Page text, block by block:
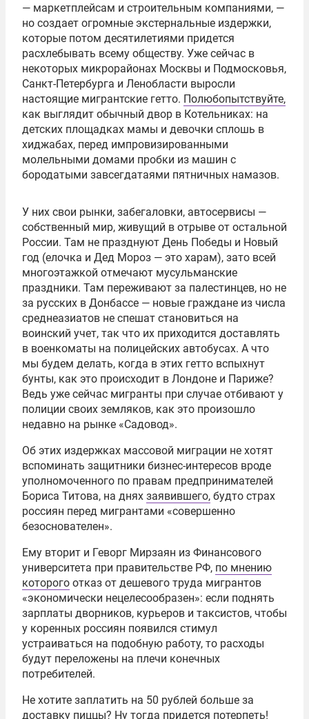
— маркетплейсам и строительным компаниями, —
но создает огромные экстернальные издержки,
которые потом десятилетиями придется
расхлебывать всему обществу. Уже сейчас в
некоторых микрорайонах Москвы и Подмосковья,
Санкт-Петербурга и Ленобласти выросли
настоящие мигрантские гетто. Полюбопытствуйте,
как выглядит обычный двор в Котельниках: на
детских площадках мамы и девочки сплошь в
хиджабах, перед импровизированными
молельными домами пробки из машин с
бородатыми завсегдатаями пятничных намазов.
У них свои рынки, забегаловки, автосервисы —
собственный мир, живущий в отрыве от остальной
России. Там не празднуют День Победы и Новый
год (елочка и Дед Мороз — это харам), зато всей
многоэтажкой отмечают мусульманские
праздники. Там переживают за палестинцев, но не
за русских в Донбассе — новые граждане из числа
среднеазиатов не спешат становиться на
воинский учет, так что их приходится доставлять
в военкоматы на полицейских автобусах. А что
мы будем делать, когда в этих гетто вспыхнут
бунты, как это происходит в Лондоне и Париже?
Ведь уже сейчас мигранты при случае отбивают у
полиции своих земляков, как это произошло
недавно на рынке «Садовод».
Об этих издержках массовой миграции не хотят
вспоминать защитники бизнес-интересов вроде
уполномоченного по правам предпринимателей
Бориса Титова, на днях заявившего, будто страх
россиян перед мигрантами «совершенно
безоснователен».
Ему вторит и Геворг Мирзаян из Финансового
университета при правительстве РФ, по мнению
которого отказ от дешевого труда мигрантов
«экономически нецелесообразен»: если поднять
зарплаты дворников, курьеров и таксистов, чтобы
у коренных россиян появился стимул
устраиваться на подобную работу, то расходы
будут переложены на плечи конечных
потребителей.
Не хотите заплатить на 50 рублей больше за
доставку пиццы? Ну тогда придется потерпеть!